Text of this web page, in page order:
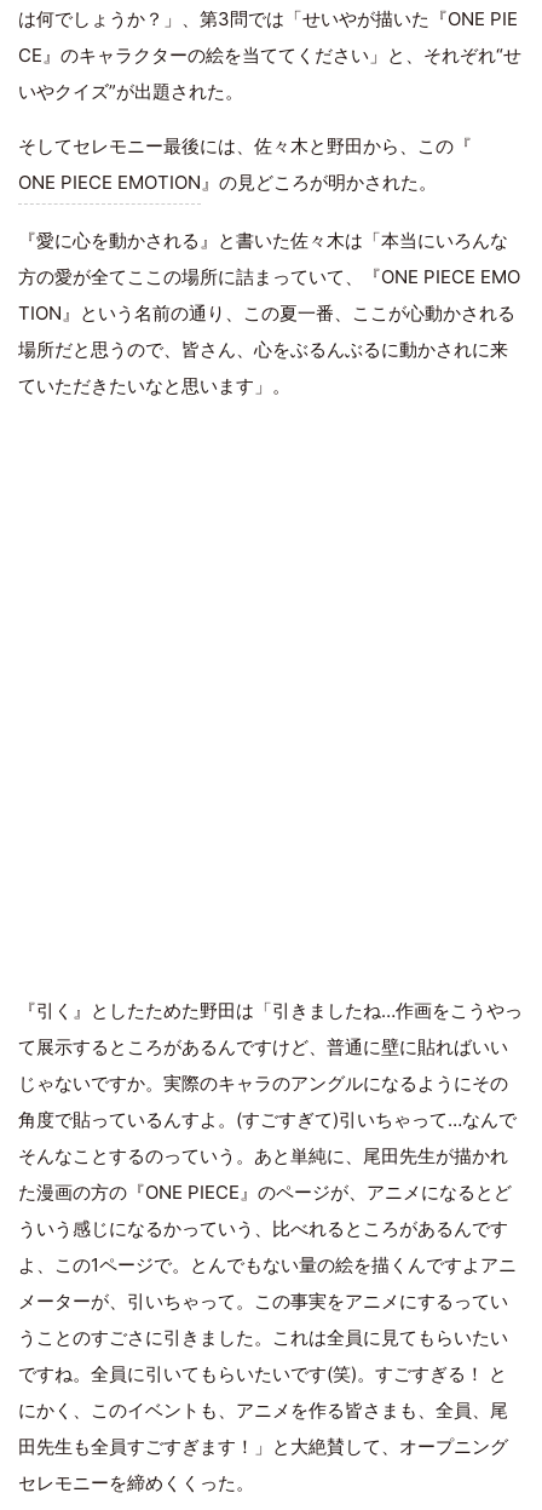
は何でしょうか？」、第3問では「せいやが描いた『ONE PIE
CE』のキャラクターの絵を当ててください」と、それぞれ“せ
いやクイズ”が出題された。
そしてセレモニー最後には、佐々木と野田から、この『
ONE PIECE EMOTION』の見どころが明かされた。
『愛に心を動かされる』と書いた佐々木は「本当にいろんな
方の愛が全てここの場所に詰まっていて、『ONE PIECE EMO
TION』という名前の通り、この夏一番、ここが心動かされる
場所だと思うので、皆さん、心をぶるんぶるに動かされに来
ていただきたいなと思います」。
『引く』としたためた野田は「引きましたね…作画をこうやっ
て展示するところがあるんですけど、普通に壁に貼ればいい
じゃないですか。実際のキャラのアングルになるようにその
角度で貼っているんすよ。(すごすぎて)引いちゃって…なんで
そんなことするのっていう。あと単純に、尾田先生が描かれ
た漫画の方の『ONE PIECE』のページが、アニメになるとど
ういう感じになるかっていう、比べれるところがあるんです
よ、この1ページで。とんでもない量の絵を描くんですよアニ
メーターが、引いちゃって。この事実をアニメにするってい
うことのすごさに引きました。これは全員に見てもらいたい
ですね。全員に引いてもらいたいです(笑)。すごすぎる！ と
にかく、このイベントも、アニメを作る皆さまも、全員、尾
田先生も全員すごすぎます！」と大絶賛して、オープニング
セレモニーを締めくくった。